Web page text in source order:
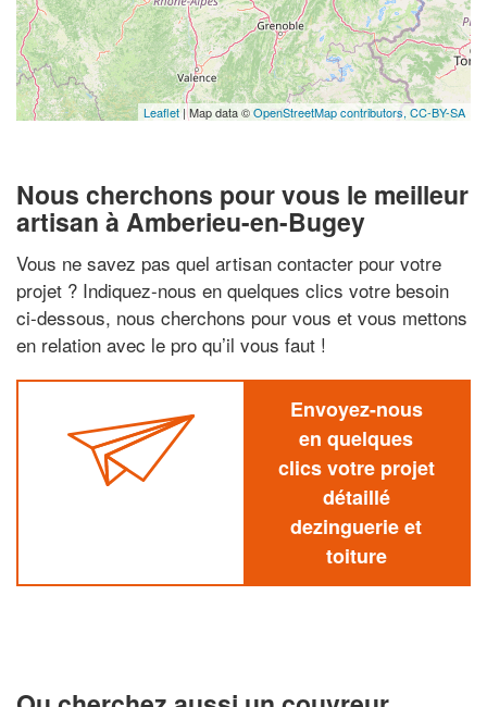
Leaflet | Map data ©OpenStreetMap contributors, CC-BY-SA
Nous cherchons pour vous le meilleur
artisan à Amberieu-en-Bugey
Vous ne savez pas quel artisan contacter pour votre
projet ? Indiquez-nous en quelques clics votre besoin
ci-dessous, nous cherchons pour vous et vous mettons
en relation avec le pro qu’il vous faut !
Envoyez-nous
en quelques
clics votre projet
détaillé
dezinguerie et
toiture